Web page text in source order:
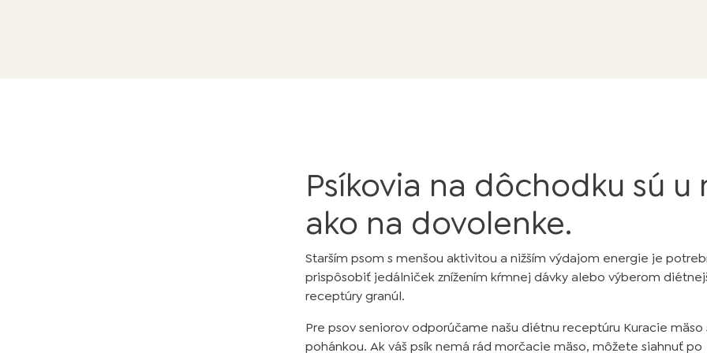
Psíkovia na dôchodku sú u
ako na dovolenke.
Starším psom s menšou aktivitou a nižším výdajom energie je
prispôsobiť jedálniček znížením kŕmnej dávky alebo výberom
receptúry granúl.
Pre psov seniorov odporúčame našu diétnu receptúru Kuracie mäso
pohánkou. Ak váš psík nemá rád morčacie mäso, môžete siahnuť po